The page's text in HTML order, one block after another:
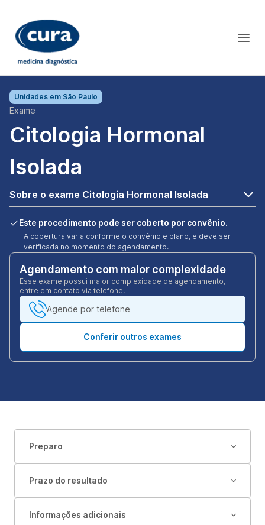
Unidades em São Paulo
Exame
Citologia Hormonal
Isolada
Sobre o exame Citologia Hormonal Isolada
Este procedimento pode ser coberto por convênio.
A cobertura varia conforme o convênio e plano, e deve ser
verificada no momento do agendamento.
Agendamento com maior complexidade
Esse exame possui maior complexidade de agendamento,
entre em contato via telefone.
Agende por telefone
Conferir outros exames
Preparo
Prazo do resultado
Informações adicionais